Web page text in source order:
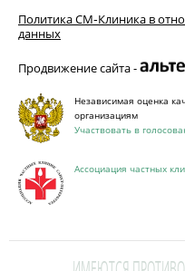
Политика СМ‑Клиника в
данных
Продвижение сайта -
Независимая оценка
организациям
Участвовать в
Ассоциация частных